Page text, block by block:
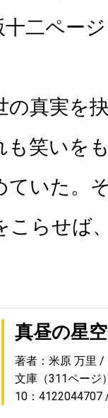
二ペー
真実を
も笑い
ていた。
こらせば
真昼の星空
著者：米原 万里
文庫（311ページ
10：4122044707